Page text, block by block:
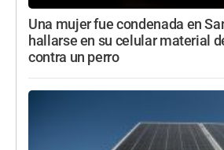
Una mujer fue condenada en
hallarse en su celular material
contra un perro